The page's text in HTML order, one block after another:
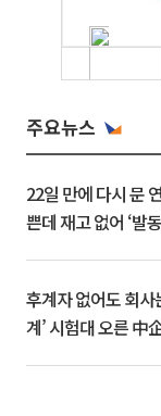
주요뉴스
22일 만에 다시 문
쁜데 재고 없어 ‘발
후계자 없어도 회
계’ 시험대 오른 中